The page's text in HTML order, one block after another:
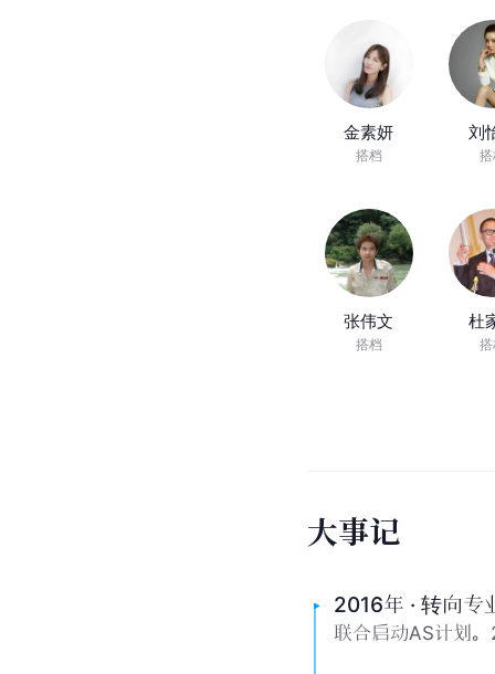
金素妍
搭档
刘
张伟文
搭档
杜
大事记
2016年 · 转向专
联合启动AS计划